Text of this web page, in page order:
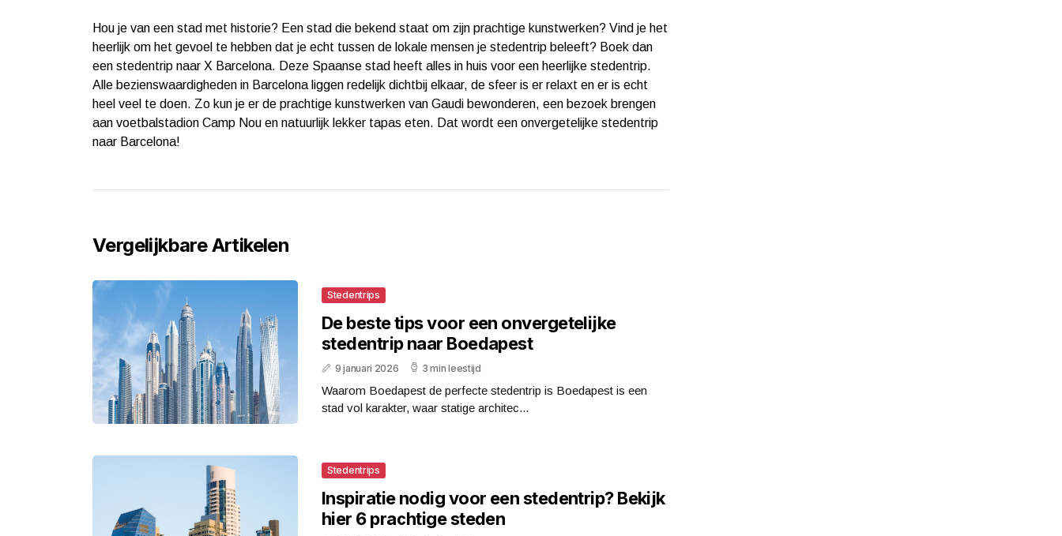
Hou je van een stad met historie? Een stad die bekend staat om zijn prachtige kunstwerken? Vind je het
heerlijk om het gevoel te hebben dat je echt tussen de lokale mensen je stedentrip beleeft? Boek dan
een stedentrip naar X Barcelona. Deze Spaanse stad heeft alles in huis voor een heerlijke stedentrip.
Alle bezienswaardigheden in Barcelona liggen redelijk dichtbij elkaar, de sfeer is er relaxt en er is echt
heel veel te doen. Zo kun je er de prachtige kunstwerken van Gaudi bewonderen, een bezoek brengen
aan voetbalstadion Camp Nou en natuurlijk lekker tapas eten. Dat wordt een onvergetelijke stedentrip
naar Barcelona!
Vergelijkbare Artikelen
Stedentrips
De beste tips voor een onvergetelijke
stedentrip naar Boedapest
9 januari 2026 3 min leestijd
Waarom Boedapest de perfecte stedentrip is Boedapest is een
stad vol karakter, waar statige architec...
Stedentrips
Inspiratie nodig voor een stedentrip? Bekijk
hier 6 prachtige steden